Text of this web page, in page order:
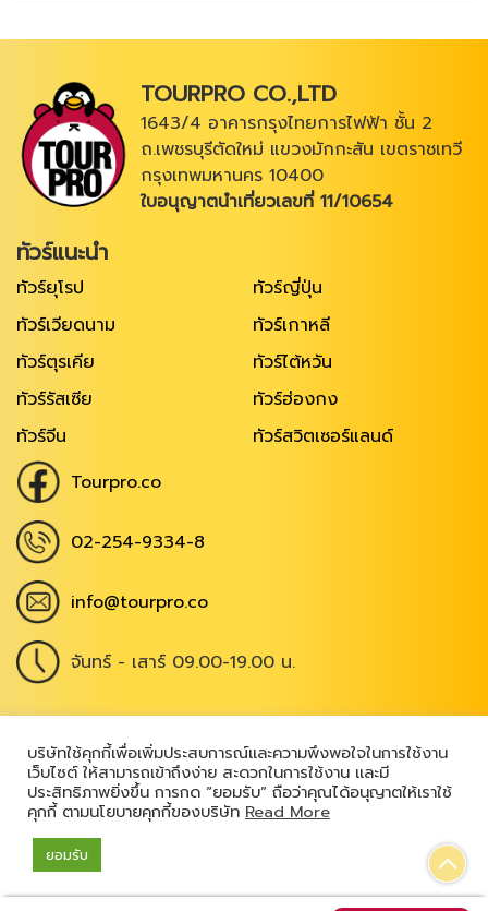
บริษัทใช้คุกกี้เพื่อเพิ่มประสบการณ์และความพึงพอใจในการใช้งาน
เว็บไซต์ ให้สามารถเข้าถึงง่าย สะดวกในการใช้งาน และมี
ประสิทธิภาพยิ่งขึ้น การกด “ยอมรับ” ถือว่าคุณได้อนุญาตให้เราใช้
คุกกี้ ตามนโยบายคุกกี้ของบริษัท Read More
ยอมรับ
TOURPRO CO.,LTD
1643/4 อาคารกรุงไทยการไฟฟ้า ชั้น 2
ถ.เพชรบุรีตัดใหม่ แขวงมักกะสัน เขตราชเทวี
กรุงเทพมหานคร 10400
ใบอนุญาตนำเที่ยวเลขที่ 11/10654
ทัวร์แนะนำ
ทัวร์ยุโรป
ทัวร์ญี่ปุ่น
ทัวร์เวียดนาม
ทัวร์เกาหลี
ทัวร์ตุรเคีย
ทัวร์ไต้หวัน
ทัวร์รัสเซีย
ทัวร์ฮ่องกง
ทัวร์จีน
ทัวร์สวิตเซอร์แลนด์
Tourpro.co
02-254-9334-8
info@tourpro.co
จันทร์ - เสาร์ 09.00-19.00 น.
Copyright @ 2026 , All Rights Reserved|
เข้าสู่ระบบ